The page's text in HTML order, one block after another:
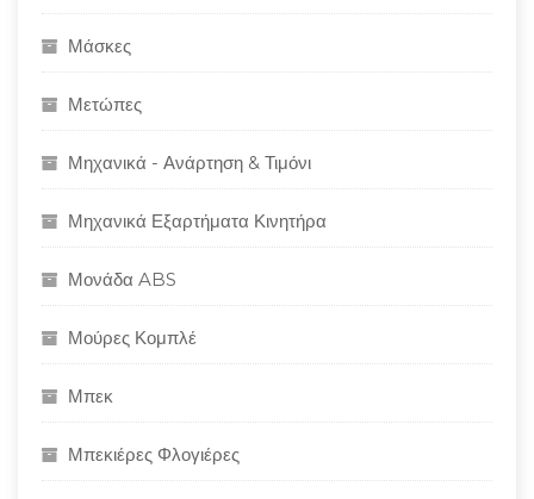
Μάσκες
Μετώπες
Μηχανικά - Ανάρτηση & Τιμόνι
Μηχανικά Εξαρτήματα Κινητήρα
Μονάδα ABS
Μούρες Κομπλέ
Μπεκ
Μπεκιέρες Φλογιέρες